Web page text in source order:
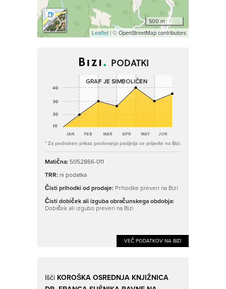
500 m
Leaflet| © OpenStreetMap contributors
PODATKI
* Za podroben prikaz poslovanja podjetja se prijavite na Bizi.
Matična: 5052866-011
TRR: ni podatka
Čisti prihodki od prodaje: Prihodke preveri na Bizi
Čisti dobiček ali izguba obračunskega obdobja:
Dobiček ali izgubo preveri na Bizi
VEČ PODATKOV NA BIZI
Išči KOROŠKA OSREDNJA KNJIŽNICA